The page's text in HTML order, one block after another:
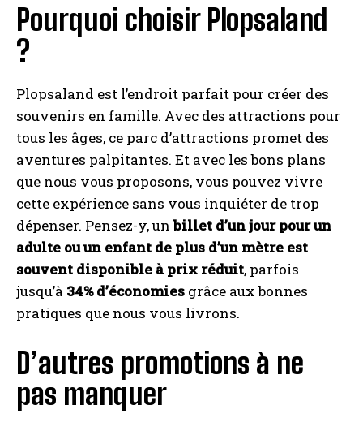
Pourquoi choisir Plopsaland
?
Plopsaland est l’endroit parfait pour créer des
souvenirs en famille. Avec des attractions pour
tous les âges, ce parc d’attractions promet des
aventures palpitantes. Et avec les bons plans
que nous vous proposons, vous pouvez vivre
cette expérience sans vous inquiéter de trop
dépenser. Pensez-y, unbillet d’un jour pour un
adulte ou un enfant de plus d’un mètre est
souvent disponible à prix réduit, parfois
jusqu’à 34% d’économies grâce aux bonnes
pratiques que nous vous livrons.
D’autres promotions à ne
pas manquer